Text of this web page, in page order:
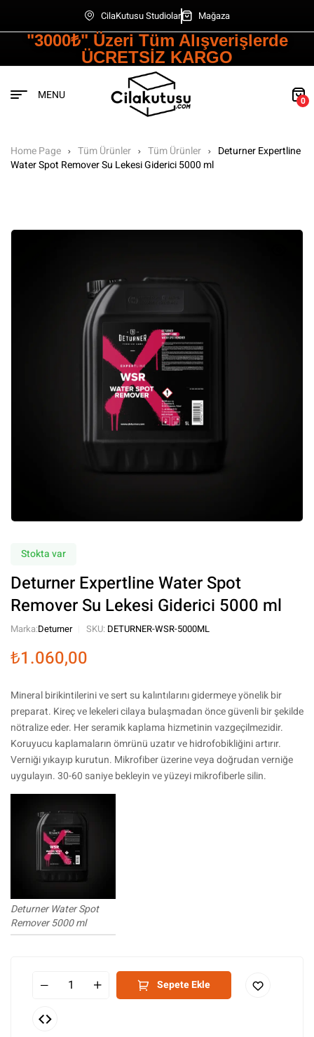
CilaKutusu Studiolar Mağaza
"3000₺" Üzeri Tüm Alışverişlerde
ÜCRETSİZ KARGO
MENU 0
Home Page Tüm Ürünler Tüm Ürünler
Deturner Expertline
Water Spot Remover Su Lekesi Giderici 5000 ml
Stokta var
Deturner Expertline Water Spot
Remover Su Lekesi Giderici 5000 ml
Marka:Deturner SKU: DETURNER-WSR-5000ML
₺1.060,00
Mineral birikintilerini ve sert su kalıntılarını gidermeye yönelik bir
preparat. Kireç ve lekeleri cilaya bulaşmadan önce güvenli bir şekilde
nötralize eder. Her seramik kaplama hizmetinin vazgeçilmezidir.
Koruyucu kaplamaların ömrünü uzatır ve hidrofobikliğini artırır.
Verniği yıkayıp kurutun. Mikrofiber üzerine veya doğrudan verniğe
uygulayın. 30-60 saniye bekleyin ve yüzeyi mikrofiberle silin.
Deturner Water Spot
Remover 5000 ml
Sepete Ekle